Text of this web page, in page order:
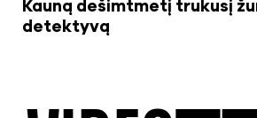
Kauną dešimtmetį trukusį
detektyvą